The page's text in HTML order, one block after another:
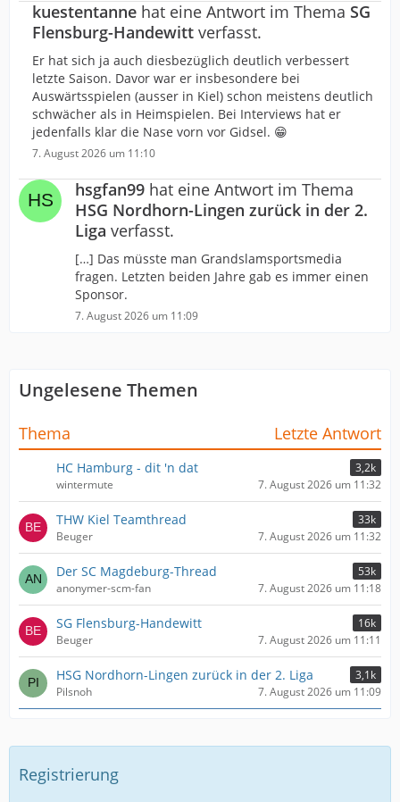
kuestentanne hat eine Antwort im Thema SG
Flensburg-Handewitt verfasst.
Er hat sich ja auch diesbezüglich deutlich verbessert
letzte Saison. Davor war er insbesondere bei
Auswärtsspielen (ausser in Kiel) schon meistens deutlich
schwächer als in Heimspielen. Bei Interviews hat er
jedenfalls klar die Nase vorn vor Gidsel. 😁
7. August 2026 um 11:10
hsgfan99 hat eine Antwort im Thema
HSG Nordhorn-Lingen zurück in der 2.
Liga verfasst.
[…] Das müsste man Grandslamsportsmedia
fragen. Letzten beiden Jahre gab es immer einen
Sponsor.
7. August 2026 um 11:09
Ungelesene Themen
Thema Letzte Antwort
HC Hamburg - dit 'n dat
3,2k
wintermute
7. August 2026 um 11:32
THW Kiel Teamthread
33k
Beuger
7. August 2026 um 11:32
Der SC Magdeburg-Thread
53k
anonymer-scm-fan
7. August 2026 um 11:18
SG Flensburg-Handewitt
16k
Beuger
7. August 2026 um 11:11
HSG Nordhorn-Lingen zurück in der 2. Liga
3,1k
Pilsnoh
7. August 2026 um 11:09
Registrierung